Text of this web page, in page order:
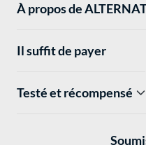
À propos de
Il suffit de payer
Testé et récompensé